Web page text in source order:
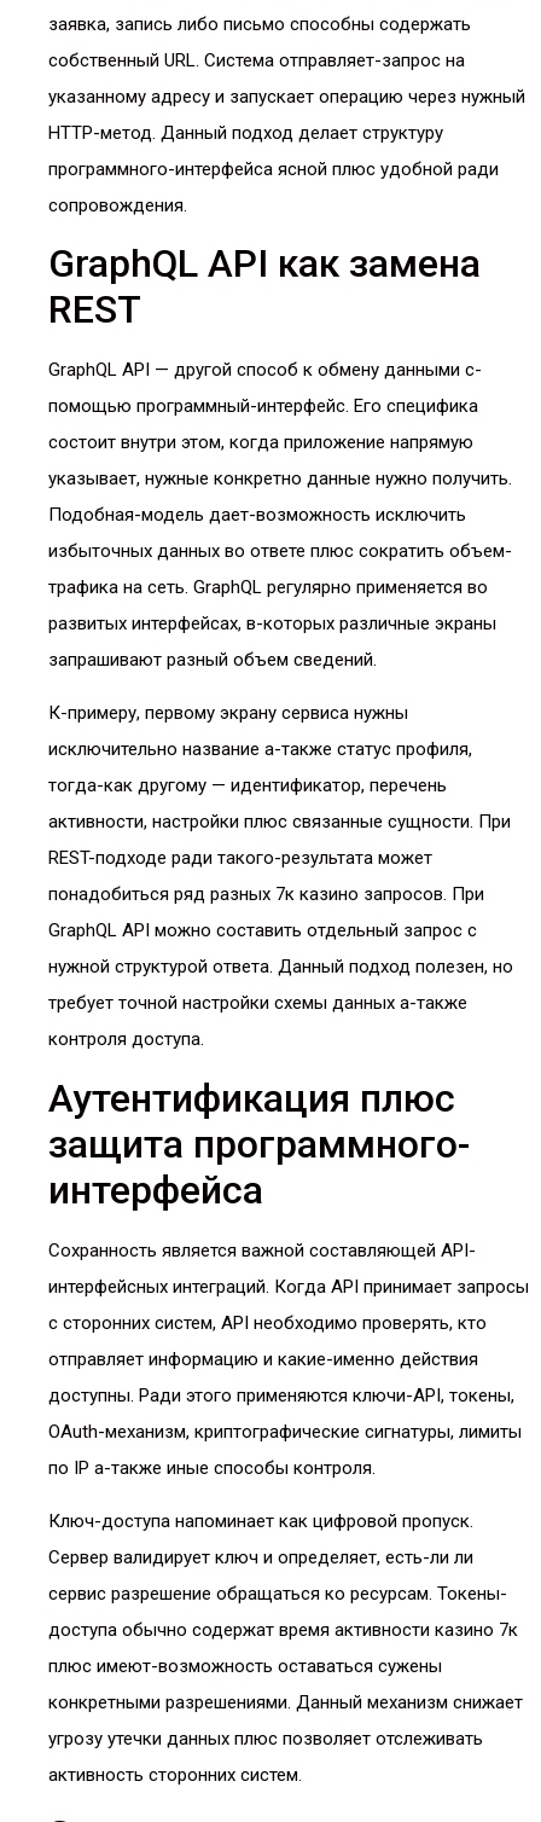
заявка, запись либо письмо способны содержать
собственный URL. Система отправляет-запрос на
указанному адресу и запускает операцию через нужный
HTTP-метод. Данный подход делает структуру
программного-интерфейса ясной плюс удобной ради
сопровождения.
GraphQL API как замена
REST
GraphQL API — другой способ к обмену данными с-
помощью программный-интерфейс. Его специфика
состоит внутри этом, когда приложение напрямую
указывает, нужные конкретно данные нужно получить.
Подобная-модель дает-возможность исключить
избыточных данных во ответе плюс сократить объем-
трафика на сеть. GraphQL регулярно применяется во
развитых интерфейсах, в-которых различные экраны
запрашивают разный объем сведений.
К-примеру, первому экрану сервиса нужны
исключительно название а-также статус профиля,
тогда-как другому — идентификатор, перечень
активности, настройки плюс связанные сущности. При
REST-подходе ради такого-результата может
понадобиться ряд разных 7к казино запросов. При
GraphQL API можно составить отдельный запрос с
нужной структурой ответа. Данный подход полезен, но
требует точной настройки схемы данных а-также
контроля доступа.
Аутентификация плюс
защита программного-
интерфейса
Сохранность является важной составляющей API-
интерфейсных интеграций. Когда API принимает запросы
с сторонних систем, API необходимо проверять, кто
отправляет информацию и какие-именно действия
доступны. Ради этого применяются ключи-API, токены,
OAuth-механизм, криптографические сигнатуры, лимиты
по IP а-также иные способы контроля.
Ключ-доступа напоминает как цифровой пропуск.
Сервер валидирует ключ и определяет, есть-ли ли
сервис разрешение обращаться ко ресурсам. Токены-
доступа обычно содержат время активности казино 7к
плюс имеют-возможность оставаться сужены
конкретными разрешениями. Данный механизм снижает
угрозу утечки данных плюс позволяет отслеживать
активность сторонних систем.